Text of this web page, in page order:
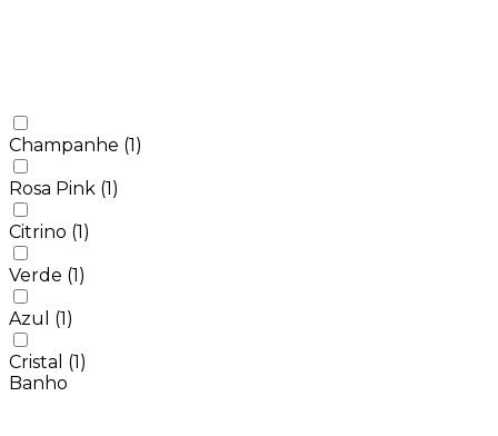
Champanhe (1)
Rosa Pink (1)
Citrino (1)
Verde (1)
Azul (1)
Cristal (1)
Banho